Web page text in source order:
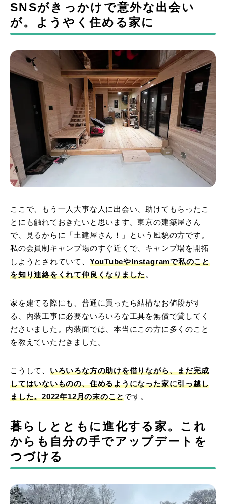
SNSがきっかけで意外な出会い
が。ようやく住める家に
ここで、もう一人大事な人に出会い、助けてもらったこ
とにも触れておきたいと思います。東京の建築屋さん
で、見るからに「土建屋さん！」という風貌の方です。
私の会員制キャンプ場のすぐ近くで、キャンプ場を開拓
しようとされていて、 YouTubeやInstagramで私のこと
を知り連絡をくれて仲良くなりました。
家を建てる際にも、普通に買ったら結構なお値段がす
る、内装工事に必要ないろいろな工具を無償で貸してく
ださいました。内装面では、本当にこの方に多くのこと
を教えていただきました。
こうして、 いろいろな方の助けを借りながら、まだ完成
してはいないものの、住めるようになった家に引っ越し
ました。2022年12月の末のことです。
暮らしとともに進化する家。これ
からも自分の手でアップデートを
つづける